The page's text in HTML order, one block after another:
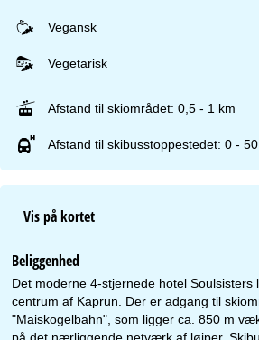
Vegansk
Vegetarisk
Afstand til skiområdet: 0,5 - 1 km
Afstand til skibusstoppestedet: 0 -
Vis på kortet
Beliggenhed
Det moderne 4-stjernede hotel Soulsisters
centrum af Kaprun. Der er adgang til
"Maiskogelbahn", som ligger ca. 850 m